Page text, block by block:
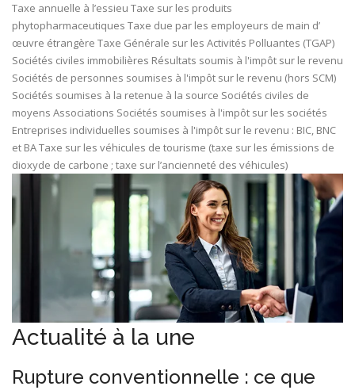
Taxe annuelle à l’essieu Taxe sur les produits
phytopharmaceutiques Taxe due par les employeurs de main d’
œuvre étrangère Taxe Générale sur les Activités Polluantes (TGAP)
Sociétés civiles immobilières Résultats soumis à l'impôt sur le revenu
Sociétés de personnes soumises à l'impôt sur le revenu (hors SCM)
Sociétés soumises à la retenue à la source Sociétés civiles de
moyens Associations Sociétés soumises à l'impôt sur les sociétés
Entreprises individuelles soumises à l'impôt sur le revenu : BIC, BNC
et BATaxe sur les véhicules de tourisme (taxe sur les émissions de
dioxyde de carbone ; taxe sur l’ancienneté des véhicules)
Actualité à la une
Rupture conventionnelle : ce que